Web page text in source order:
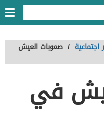
/ صعوبات العيش
في